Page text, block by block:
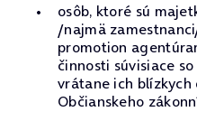
osôb, ktoré sú
/najmä
promotion
činnosti súvisiace
vrátane ich blízkych
Občianskeho